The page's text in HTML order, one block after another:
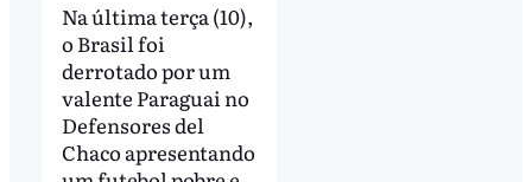
Na última terça (10),
o Brasil foi
derrotado por um
valente Paraguai no
Defensores del
Chaco apresentando